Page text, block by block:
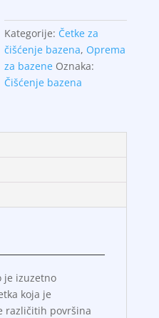
Kategorije: Četke za
čišćenje bazena, Oprema
za bazene Oznaka:
Čišćenje bazena
je izuzetno
koja je
različitih površina